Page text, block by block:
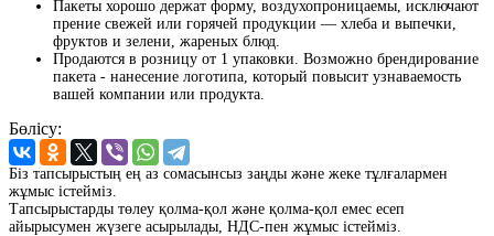
Пакеты хорошо держат форму, воздухопроницаемы, исключают
прение свежей или горячей продукции — хлеба и выпечки,
фруктов и зелени, жареных блюд.
Продаются в розницу от 1 упаковки. Возможно брендирование
пакета - нанесение логотипа, который повысит узнаваемость
вашей компании или продукта.
Бөлісу:
Біз тапсырыстың ең аз сомасынсыз заңды және жеке тұлғалармен
жұмыс істейміз.
Тапсырыстарды төлеу қолма-қол және қолма-қол емес есеп
айырысумен жүзеге асырылады, НДС-пен жұмыс істейміз.